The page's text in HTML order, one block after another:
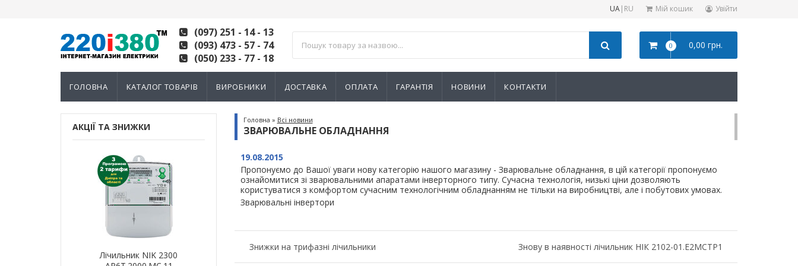
UA| RU Мій кошик Увійти
(097) 251 - 14 - 13
(093) 473 - 57 - 74
(050) 233 - 77 - 18
0 0,00 грн.
ГОЛОВНА КАТАЛОГ ТОВАРІВ ВИРОБНИКИ ДОСТАВКА ОПЛАТА ГАРАНТІЯ НОВИНИ КОНТАКТИ
АКЦІЇ ТА ЗНИЖКИ
Лічильник NIK 2300
Лічильник NIK 2300
Головна » Всі новини
ЗВАРЮВАЛЬНЕ ОБЛАДНАННЯ
19.08.2015
Пропонуємо до Вашої уваги нову категорію нашого магазину - Зварювальне обладнання, в цій категорії пропонуємо
ознайомитися зі зварювальними апаратами інверторного типу. Сучасна технологія, низькі ціни дозволяють
користуватися з комфортом сучасним технологічним обладнанням не тільки на виробництві, але і побутових умовах.
Зварювальні інвертори
Знижки на трифазні лічильники Знову в наявності лічильник НІК 2102-01.Е2МСТР1